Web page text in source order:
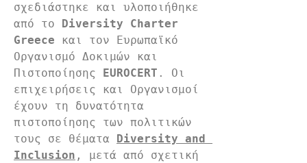
σχεδιάστηκε και υλοποιήθηκε
από το Diversity Charter
Greece και τον Ευρωπαϊκό
Οργανισμό Δοκιμών και
Πιστοποίησης EUROCERT . Οι
επιχειρήσεις και Οργανισμοί
έχουν τη δυνατότητα
πιστοποίησης των πολιτικών
τους σε θέματα Diversity and
Inclusion , μετά από σχετική